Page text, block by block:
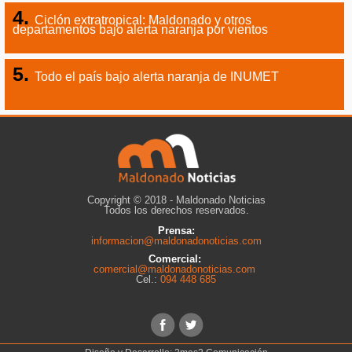
Ciclón extratropical: Maldonado y otros
departamentos bajo alerta naranja por vientos
Todo el país bajo alerta naranja de INUMET
Copyright © 2018 - Maldonado Noticias
Todos los derechos reservados.
Prensa:
informacion@maldonadonoticias.com
Comercial:
comercial@maldonadonoticias.com
Cel.: 094 448 685